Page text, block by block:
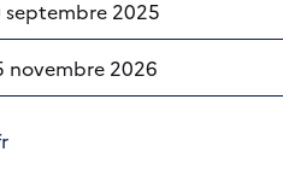
septembre 2025
novembre 2026